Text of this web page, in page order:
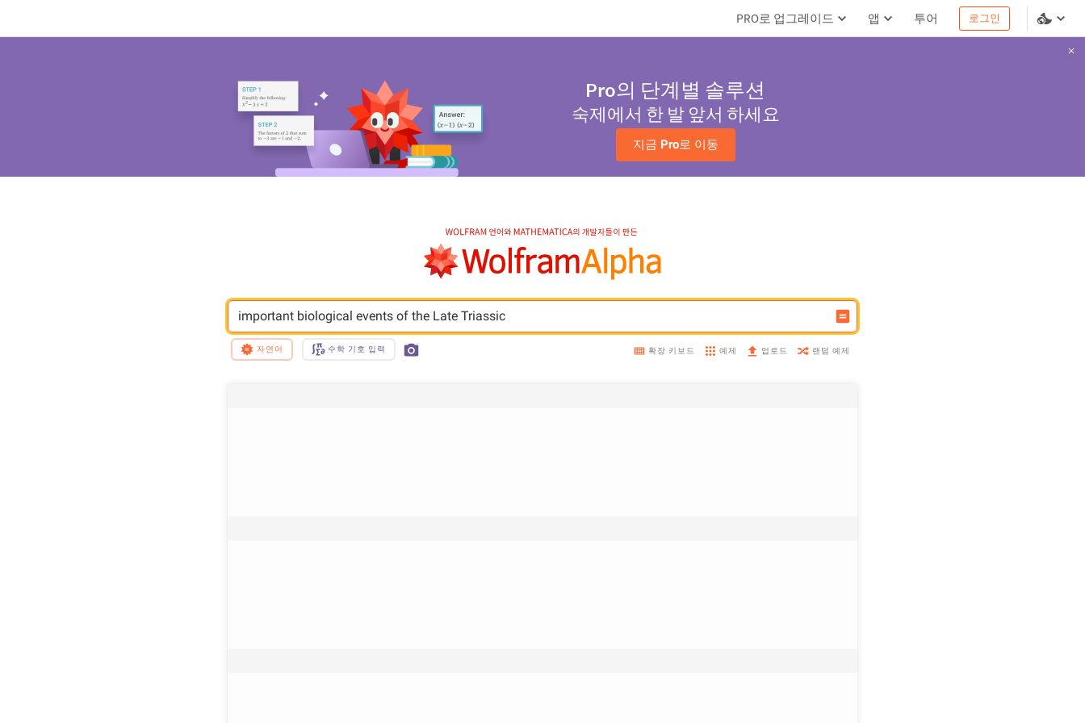
PRO로 업그레이드 앱 투어 로그인
Pro의 단계별 솔루션
숙제에서 한 발 앞서 하세요
지금 Pro로 이동
important biological events of the Late Triassic
자연어 수학 기호 입력 확장 키보드 예제 업로드 랜덤 예제